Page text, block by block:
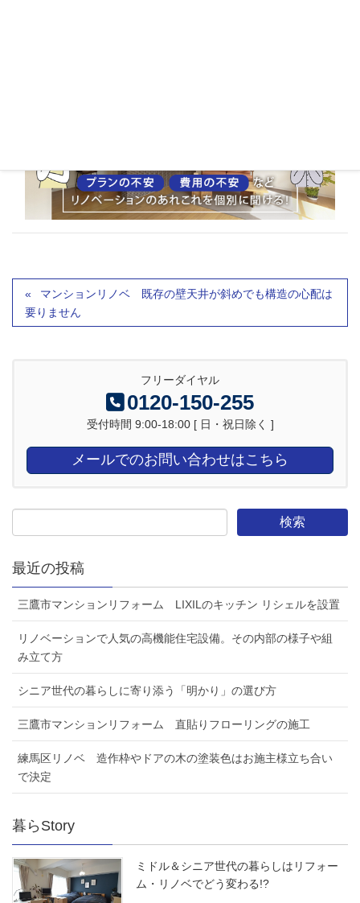
マンションリノベ 既存の壁天井が斜めでも構造の心配は
要りません
フリーダイヤル
0120-150-255
受付時間 9:00-18:00 [ 日・祝日除く ]
メールでのお問い合わせはこちら
最近の投稿
三鷹市マンションリフォーム LIXILのキッチン リシェルを設置
リノベーションで人気の高機能住宅設備。その内部の様子や組
み立て方
シニア世代の暮らしに寄り添う「明かり」の選び方
三鷹市マンションリフォーム 直貼りフローリングの施工
練馬区リノベ 造作枠やドアの木の塗装色はお施主様立ち合い
で決定
暮らStory
ミドル＆シニア世代の暮らしはリフォー
ム・リノベでどう変わる!?